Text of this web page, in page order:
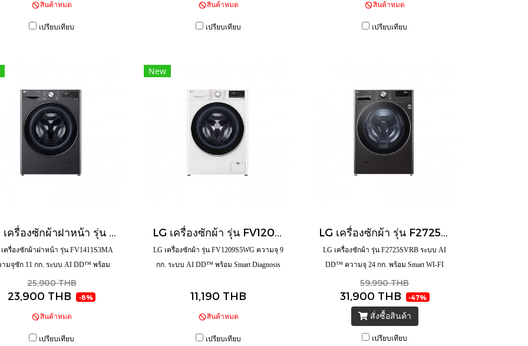
สินค้าหมด
เปรียบเทียบ
สินค้าหมด
เปรียบเทียบ
สินค้าหมด
เปรียบเทียบ
เครื่องซักผ้าฝาหน้า รุ่น FV1411S3MA
ามจุซัก 11 กก. ระบบ AI DD™ พร้อม
WI-FI control ควบคุมสั่งงานผ่านสมา
ร์ทโฟน
25,900 THB
23,900 THB -8%
สินค้าหมด
เปรียบเทียบ
New
LG เครื่องซักผ้า รุ่น FV1209S5WG ความจุ 9
กก. ระบบ AI DD™ พร้อม Smart Diagnosis
11,190 THB
สินค้าหมด
เปรียบเทียบ
LG เครื่องซักผ้า รุ่น F2725SVRB ระบบ AI
DD™ ความจุ 24 กก. พร้อม Smart WI-FI
control ควบคุมสั่งงานผ่านสมาร์ทโฟน
59,990 THB
31,900 THB -47%
สั่งซื้อสินค้า
เปรียบเทียบ